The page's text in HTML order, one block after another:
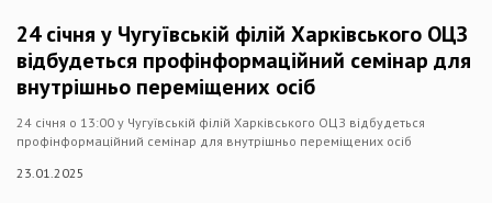
24 січня у Чугуївській філій Харківського ОЦЗ
відбудеться профінформаційний семінар для
внутрішньо переміщених осіб
24 січня о 13:00 у Чугуївській філій Харківського ОЦЗ відбудеться
профінформаційний семінар для внутрішньо переміщених осіб
23.01.2025